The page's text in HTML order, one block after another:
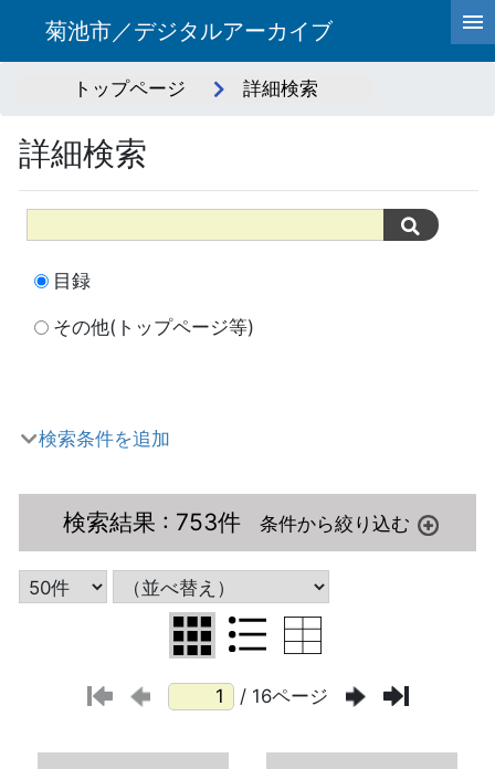
菊池市／デジタルアーカイブ
トップページ 詳細検索
詳細検索
目録
その他(トップページ等)
検索条件を追加
検索結果 : 753件
/ 16ページ